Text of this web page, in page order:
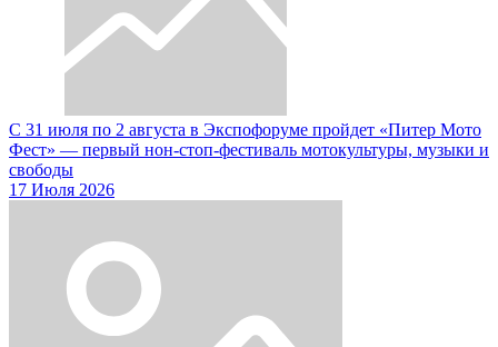
С 31 июля по 2 августа в Экспофоруме пройдет «Питер Мото
Фест» — первый нон-стоп-фестиваль мотокультуры, музыки и
свободы
17 Июля 2026